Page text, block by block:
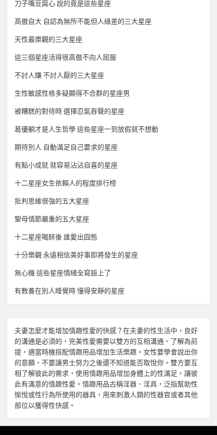
刀子嘴豆腐心 說的竟是這些星座
高傲自大 自認為無所不能但人緣差的三大星座
天性最樂觀的三大星座
這三個星座活得很高傲不向人屈服
不討人嫌 不討人厭的三大星座
生性敏感性格多疑顯得不合群的星座男
被糟糕的對待時 選擇忍氣吞聲的星座
葛優躺才是人生哲學 這些星座一到放假就不想動
期待別人 自動滿足自己要求的星座
有點小成就 就容易沾沾自喜的星座
十二星座女生依賴人的程度排行榜
批判思維很強的五大星座
聖母情節嚴重的五大星座
十二星座喝醉後 誰愛出囧態
十分樂觀 永遠相信美好事即將發生的星座
無心機 這些星座情緒全寫臉上了
有教養在別人睡覺時 懂得安靜的星座
夫妻怎麼才能增加情趣性愛的快感？在夫妻的性生活中，良好
的溝通是必須的，完美性愛需要以雙方的互相溝通、了解為前
提，適當時機搭配情趣用品增加生活樂趣。女性要學會說出你
的意願，不要讓男士努力之後還不知道能否取悅你。雙方要互
相了解彼此的需求，使用情趣用品增加身體上的性滿足，讓彼
此有滿意的情趣性愛。 情趣用品古稱淫器、淫具，泛指幫助性
愉悅或性行為所使用的器具，用來刺激人類的性器官或者其他
部位以獲得性快感。